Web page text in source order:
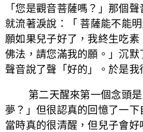
「您是觀音菩薩嗎？」那個
就流著淚說：「 菩薩能不能
願如果兒子好了，我終生吃
佛法，請您滿我的願。」沉默
聲音說了聲「好的」。於是我
第二天醒來第一個念頭是
夢？」但很認真的回憶了一下
當時真的很清醒，但兒子會